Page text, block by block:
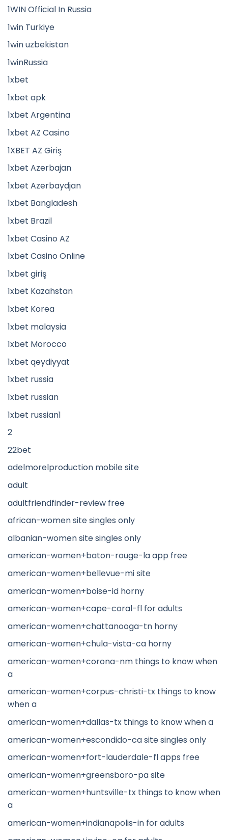
1WIN Official In Russia
1win Turkiye
1win uzbekistan
1winRussia
1xbet
1xbet apk
1xbet Argentina
1xbet AZ Casino
1XBET AZ Giriş
1xbet Azerbajan
1xbet Azerbaydjan
1xbet Bangladesh
1xbet Brazil
1xbet Casino AZ
1xbet Casino Online
1xbet giriş
1xbet Kazahstan
1xbet Korea
1xbet malaysia
1xbet Morocco
1xbet qeydiyyat
1xbet russia
1xbet russian
1xbet russian1
2
22bet
adelmorelproduction mobile site
adult
adultfriendfinder-review free
african-women site singles only
albanian-women site singles only
american-women+baton-rouge-la app free
american-women+bellevue-mi site
american-women+boise-id horny
american-women+cape-coral-fl for adults
american-women+chattanooga-tn horny
american-women+chula-vista-ca horny
american-women+corona-nm things to know when
a
american-women+corpus-christi-tx things to know
when a
american-women+dallas-tx things to know when a
american-women+escondido-ca site singles only
american-women+fort-lauderdale-fl apps free
american-women+greensboro-pa site
american-women+huntsville-tx things to know when
a
american-women+indianapolis-in for adults